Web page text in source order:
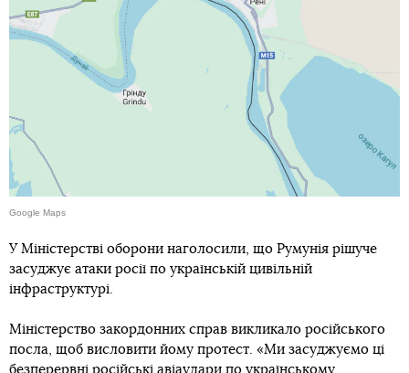
Google Maps
У Міністерстві оборони наголосили, що Румунія рішуче
засуджує атаки росії по українській цивільній
інфраструктурі.
Міністерство закордонних справ викликало російського
посла, щоб висловити йому протест. «Ми засуджуємо ці
безперервні російські авіаудари по українському